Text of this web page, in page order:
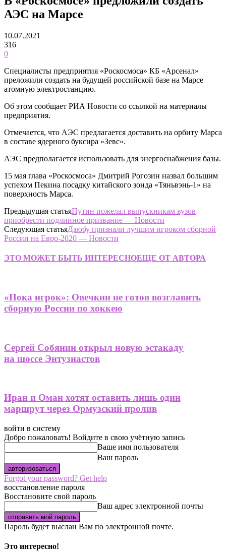
АЭС на Марсе
10.07.2021
316
0
Специалисты предприятия «Роскосмоса» КБ «Арсенал»
преложили создать на будущей российской базе на Марсе
атомную электростанцию.
Об этом сообщает РИА Новости со ссылкой на материалы
предприятия.
Отмечается, что АЭС предлагается доставить на орбиту Марса
в составе ядерного буксира «Зевс».
АЭС предполагается использовать для энергоснабжения базы.
15 мая глава «Роскосмоса» Дмитрий Рогозин назвал большим
успехом Пекина посадку китайского зонда «Тяньвэнь-1» на
поверхность Марса.
Предыдущая статьяПутин пожелал выпускникам вузов
приобрести подлинное призвание — Новости
Следующая статьяДзюбу признали лучшим игроком сборной
России на Евро-2020 — Новости
ЭТО МОЖЕТ БЫТЬ ИНТЕРЕСНОЕЩЕ ОТ АВТОРА
«Пока игрок»: Овечкин не готов возглавить
сборную России по хоккею
Сергей Собянин открыл новую эстакаду
на шоссе Энтузиастов
Иран и Оман хотят оставить лишь один
маршрут через Ормузский пролив
войти в систему
Добро пожаловать! Войдите в свою учётную запись
Ваше имя пользователя
Ваш пароль
Forgot your password? Get help
восстановление пароля
Восстановите свой пароль
Ваш адрес электронной почты
Пароль будет выслан Вам по электронной почте.
Это интересно!